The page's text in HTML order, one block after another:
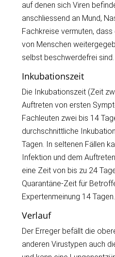
auf denen sich Viren
anschliessend an Mund,
Fachkreise vermuten,
von Menschen
selbst beschwerdefrei sind.
Inkubationszeit
Die Inkubationszeit (Zeit
Auftreten von ersten
Fachleuten zwei bis 14
durchschnittliche
Tagen. In seltenen Fällen
Infektion und dem
eine Zeit von bis zu 24
Quarantäne-Zeit für
Expertenmeinung 14 Tagen.
Verlauf
Der Erreger befällt die
anderen Virustypen auch